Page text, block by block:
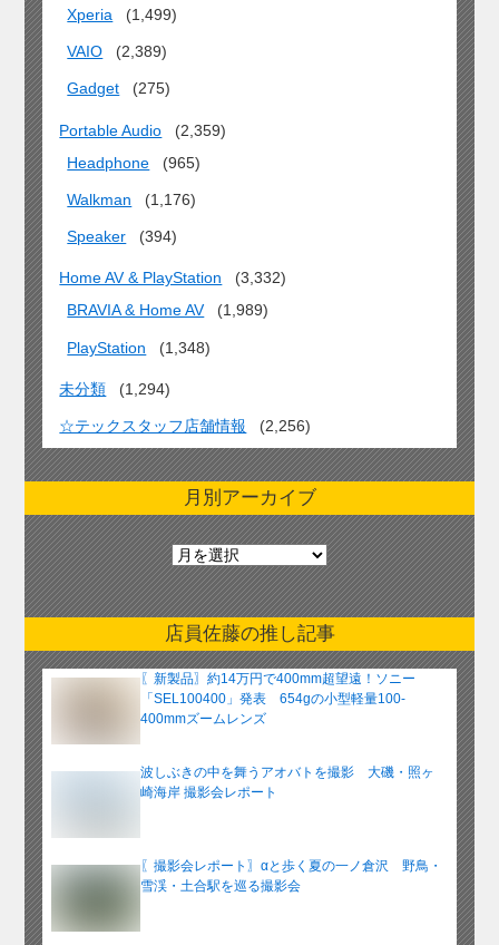
Xperia
(1,499)
VAIO (2,389)
Gadget (275)
Portable Audio
(2,359)
Headphone
(965)
Walkman (1,176)
Speaker (394)
Home AV & PlayStation
(3,332)
BRAVIA & Home AV
(1,989)
PlayStation (1,348)
未分類 (1,294)
☆テックスタッフ店舗情報 (2,256)
月別アーカイブ
月
別
ア
ー
カ
イ
ブ
店員佐藤の推し記事
〖新製品〗約14万円で400mm超望遠！ソニー
「SEL100400」発表 654gの小型軽量100-
400mmズームレンズ
波しぶきの中を舞うアオバトを撮影 大磯・照ヶ
崎海岸 撮影会レポート
〖撮影会レポート〗αと歩く夏の一ノ倉沢 野鳥・
雪渓・土合駅を巡る撮影会